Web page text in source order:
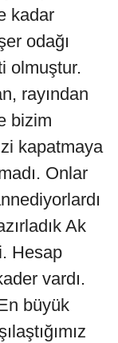
kadar
odağı
olmuştur.
rayından
bizim
kapatmaya
Onlar
Ak
Hesap
vardı.
büyük